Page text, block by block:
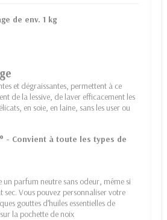
de env. 1 kg
et dégraissantes, permettent à ce
de la lessive, de laver efficacement les
en soie, en laine, sans les user ou
- Convient à toute les types de
un parfum neutre sans odeur, même si
sec. Vous pouvez personnaliser votre
gouttes d’huiles essentielles de
la pochette de noix